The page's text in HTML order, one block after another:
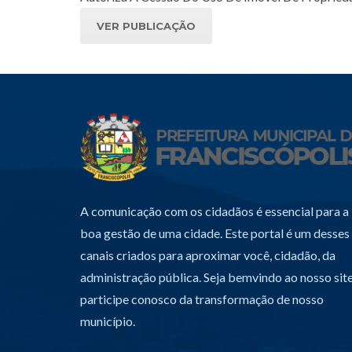
VER PUBLICAÇÃO
A comunicação com os cidadãos é essencial para a
boa gestão de uma cidade. Este portal é um desses
canais criados para aproximar você, cidadão, da
administração pública. Seja bemvindo ao nosso
participe conosco da transformação de nosso
município.